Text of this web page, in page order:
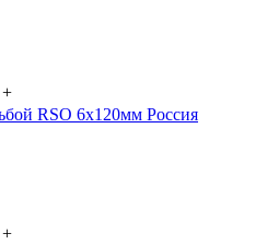
+
RSO 6х120мм Россия
+